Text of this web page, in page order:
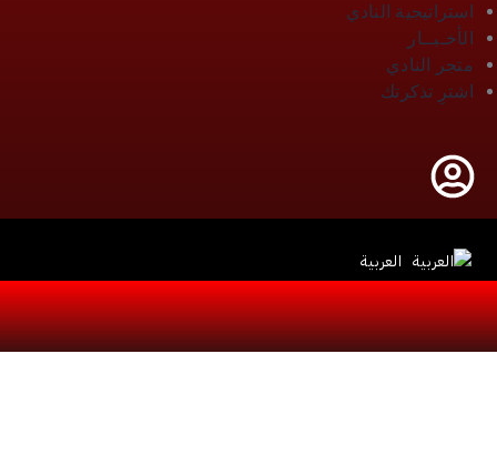
استراتيجية النادي
الأخـبــار
متجر النادي
اشترِ تذكرتك
العربية